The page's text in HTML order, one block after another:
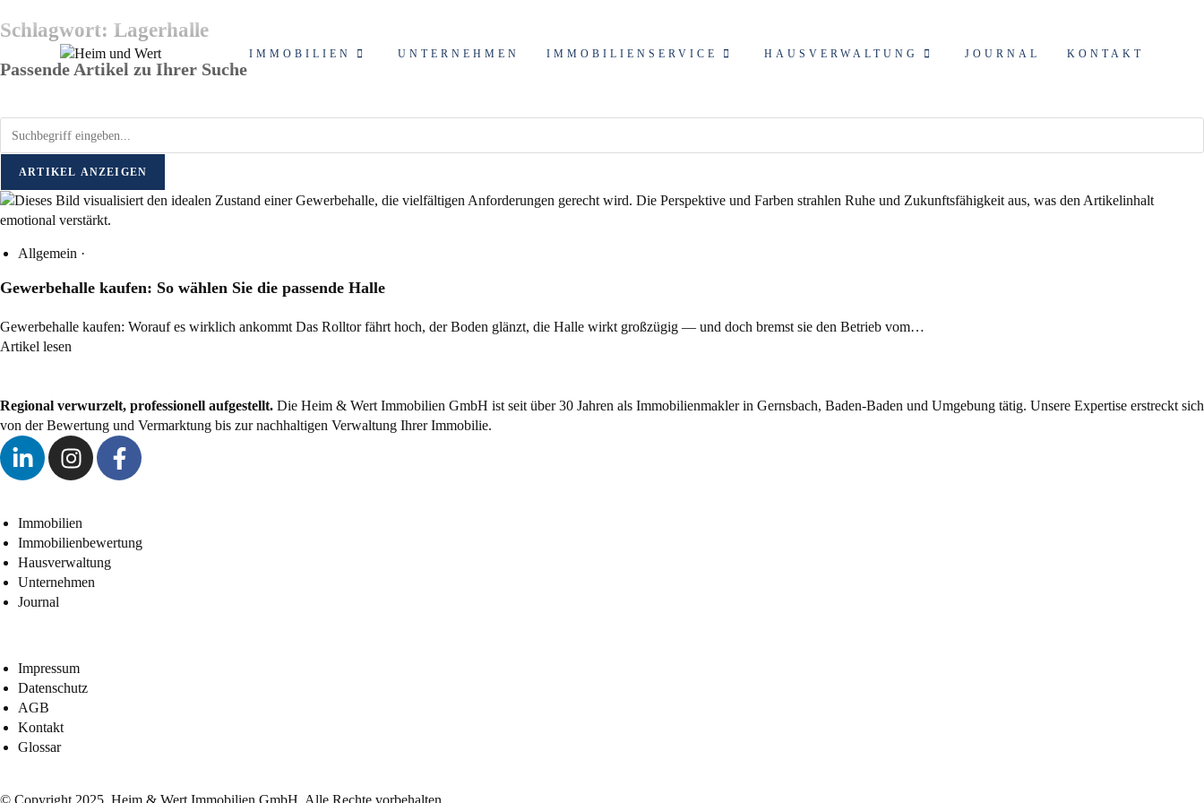
IMMOBILIEN UNTERNEHMEN IMMOBILIENSERVICE HAUSVERWALTUNG JOURNAL KONTAKT
Schlagwort: Lagerhalle
Passende Artikel zu Ihrer Suche
ARTIKEL ANZEIGEN
Allgemein ·
Gewerbehalle kaufen: So wählen Sie die passende Halle
Gewerbehalle kaufen: Worauf es wirklich ankommt Das Rolltor fährt hoch, der Boden glänzt, die Halle wirkt großzügig — und doch bremst sie den Betrieb vom…
Artikel lesen
Regional verwurzelt, professionell aufgestellt. Die Heim & Wert Immobilien GmbH ist seit über 30 Jahren als Immobilienmaklerin Gernsbach, Baden-Baden und Umgebung tätig. Unsere Expertise erstreckt sich
von der Bewertung und Vermarktung bis zur nachhaltigen Verwaltung Ihrer Immobilie.
Immobilien
Immobilienbewertung
Hausverwaltung
Unternehmen
Journal
Impressum
Datenschutz
AGB
Kontakt
Glossar
© Copyright 2025, Heim & Wert Immobilien GmbH. Alle Rechte vorbehalten.